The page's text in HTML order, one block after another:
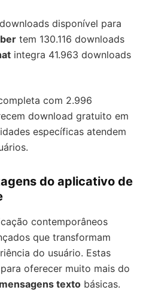
disponível para
tem 130.116 downloads
integra 41.963 downloads
com 2.996
download gratuito em
específicas atendem
do aplicativo de
contemporâneos
que transformam
do usuário. Estas
oferecer muito mais do
mensagens texto básicas.